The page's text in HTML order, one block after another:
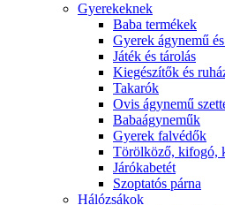
Gyerekeknek
Baba termékek
Gyerek ágynemű
Játék és tárolás
Kiegészítők és
Takarók
Ovis ágynemű
Babaágyneműk
Gyerek falvédők
Törölköző, kifogó,
Járókabetét
Szoptatós párna
Hálózsákok